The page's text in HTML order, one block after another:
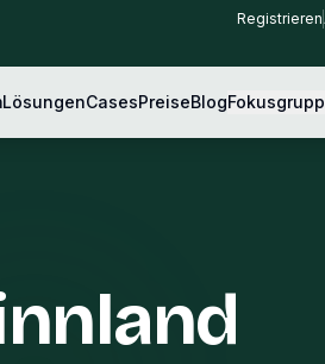
Registrieren
LösungenCasesPreiseBlog